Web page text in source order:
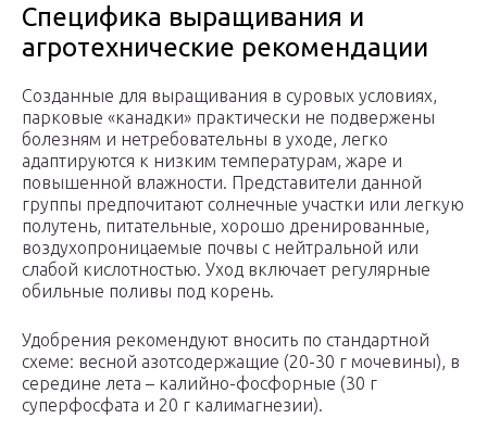
Специфика выращивания и
агротехнические рекомендации
Созданные для выращивания в суровых условиях,
парковые «канадки» практически не подвержены
болезням и нетребовательны в уходе, легко
адаптируются к низким температурам, жаре и
повышенной влажности. Представители данной
группы предпочитают солнечные участки или легкую
полутень, питательные, хорошо дренированные,
воздухопроницаемые почвы с нейтральной или
слабой кислотностью. Уход включает регулярные
обильные поливы под корень.
Удобрения рекомендуют вносить по стандартной
схеме: весной азотсодержащие (20-30 г мочевины), в
середине лета – калийно-фосфорные (30 г
суперфосфата и 20 г калимагнезии).